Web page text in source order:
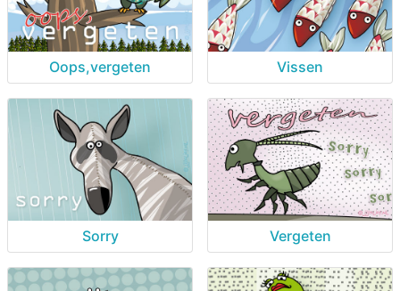
Oops,vergeten Vissen
Sorry Vergeten